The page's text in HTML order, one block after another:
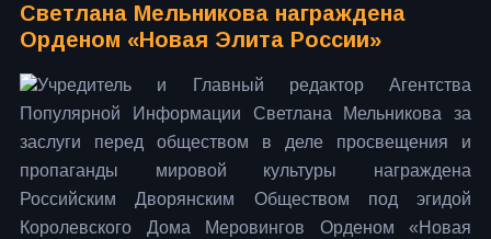
Светлана Мельникова награждена
Орденом «Новая Элита России»
Учредитель и Главный редактор Агентства
Популярной Информации Светлана Мельникова за
заслуги перед обществом в деле просвещения и
пропаганды мировой культуры награждена
Российским Дворянским Обществом под эгидой
Королевского Дома Меровингов Орденом «Новая